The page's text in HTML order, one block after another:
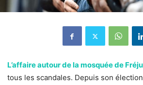
L’affaire autour de la mosquée de
tous les scandales. Depuis son